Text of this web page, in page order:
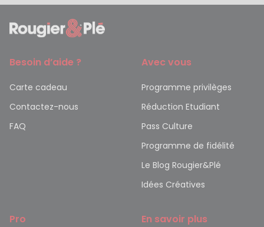
Besoin d’aide ?
Carte cadeau
Contactez-nous
FAQ
Avec vous
Programme privilèges
Réduction Etudiant
Pass Culture
Programme de fidélité
Le Blog Rougier&Plé
Idées Créatives
Pro En savoir plus